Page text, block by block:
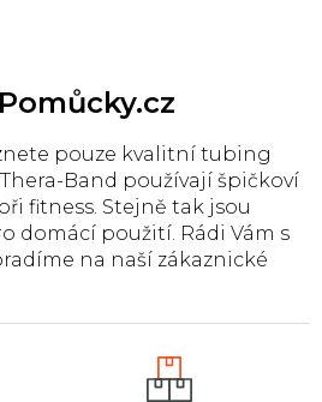
i
s
upouze kvalitní tubing
Band používají špičkoví
fitness. Stejně tak jsou
domácí použití. Rádi Vám s
na naší zákaznické